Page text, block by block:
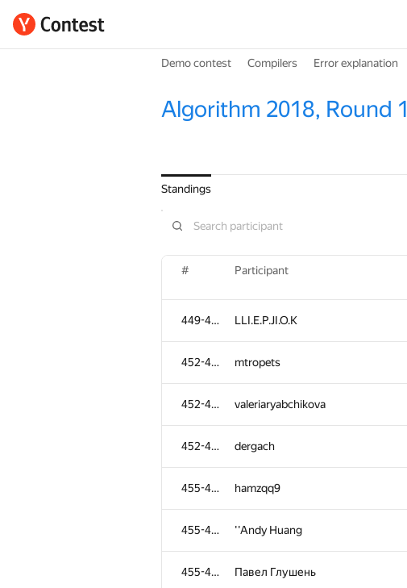
Demo contest Compilers Error explanation
Algorithm 2018, Round 1
Standings
# Participant
449-451 LLI.E.P.JI.O.K
452-454 mtropets
452-454 valeriaryabchikova
452-454 dergach
455-457 hamzqq9
455-457 ''Andy Huang
455-457 Павел Глушень